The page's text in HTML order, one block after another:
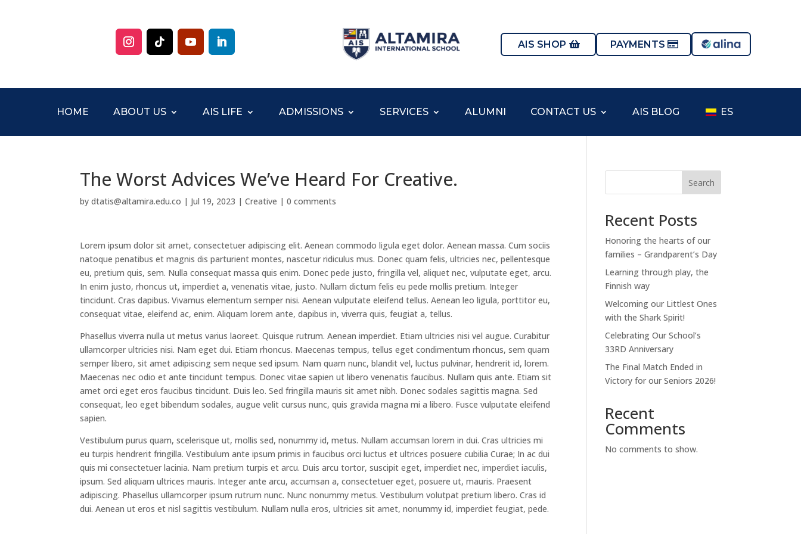
AIS SHOP PAYMENTS
HOME ABOUT US AIS LIFE ADMISSIONS SERVICES ALUMNI CONTACT US AIS BLOG ES
The Worst Advices We’ve Heard For Creative.
bydtatis@altamira.edu.co | Jul 19, 2023 |Creative |0 comments
Lorem ipsum dolor sit amet, consectetuer adipiscing elit. Aenean commodo ligula eget dolor. Aenean massa. Cum sociis
natoque penatibus et magnis dis parturient montes, nascetur ridiculus mus. Donec quam felis, ultricies nec, pellentesque
eu, pretium quis, sem. Nulla consequat massa quis enim. Donec pede justo, fringilla vel, aliquet nec, vulputate eget, arcu.
In enim justo, rhoncus ut, imperdiet a, venenatis vitae, justo. Nullam dictum felis eu pede mollis pretium. Integer
tincidunt. Cras dapibus. Vivamus elementum semper nisi. Aenean vulputate eleifend tellus. Aenean leo ligula, porttitor eu,
consequat vitae, eleifend ac, enim. Aliquam lorem ante, dapibus in, viverra quis, feugiat a, tellus.
Phasellus viverra nulla ut metus varius laoreet. Quisque rutrum. Aenean imperdiet. Etiam ultricies nisi vel augue. Curabitur
ullamcorper ultricies nisi. Nam eget dui. Etiam rhoncus. Maecenas tempus, tellus eget condimentum rhoncus, sem quam
semper libero, sit amet adipiscing sem neque sed ipsum. Nam quam nunc, blandit vel, luctus pulvinar, hendrerit id, lorem.
Maecenas nec odio et ante tincidunt tempus. Donec vitae sapien ut libero venenatis faucibus. Nullam quis ante. Etiam sit
amet orci eget eros faucibus tincidunt. Duis leo. Sed fringilla mauris sit amet nibh. Donec sodales sagittis magna. Sed
consequat, leo eget bibendum sodales, augue velit cursus nunc, quis gravida magna mi a libero. Fusce vulputate eleifend
sapien.
Vestibulum purus quam, scelerisque ut, mollis sed, nonummy id, metus. Nullam accumsan lorem in dui. Cras ultricies mi
eu turpis hendrerit fringilla. Vestibulum ante ipsum primis in faucibus orci luctus et ultrices posuere cubilia Curae; In ac dui
quis mi consectetuer lacinia. Nam pretium turpis et arcu. Duis arcu tortor, suscipit eget, imperdiet nec, imperdiet iaculis,
ipsum. Sed aliquam ultrices mauris. Integer ante arcu, accumsan a, consectetuer eget, posuere ut, mauris. Praesent
adipiscing. Phasellus ullamcorper ipsum rutrum nunc. Nunc nonummy metus. Vestibulum volutpat pretium libero. Cras id
dui. Aenean ut eros et nisl sagittis vestibulum. Nullam nulla eros, ultricies sit amet, nonummy id, imperdiet feugiat, pede.
Search
Recent Posts
Honoring the hearts of our
families – Grandparent’s Day
Learning through play, the
Finnish way
Welcoming our Littlest Ones
with the Shark Spirit!
Celebrating Our School’s
33RD Anniversary
The Final Match Ended in
Victory for our Seniors 2026!
Recent
Comments
No comments to show.